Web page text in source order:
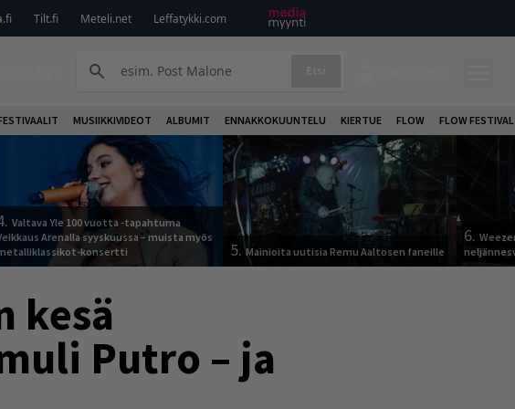
Tilt.fi Meteli.net Leffatykki.com
MUSIIKKIVIDEOT ALBUMIT ENNAKKOKUUNTELU KIERTUE FLOW FLOW FESTIVAL
Valtava Yle 100 vuotta -tapahtuma
Arenalla syyskuussa – muista myös
konsertti
5.Mainioita uutisia Remu Aaltosen faneille
6.
kesä
Putro – ja